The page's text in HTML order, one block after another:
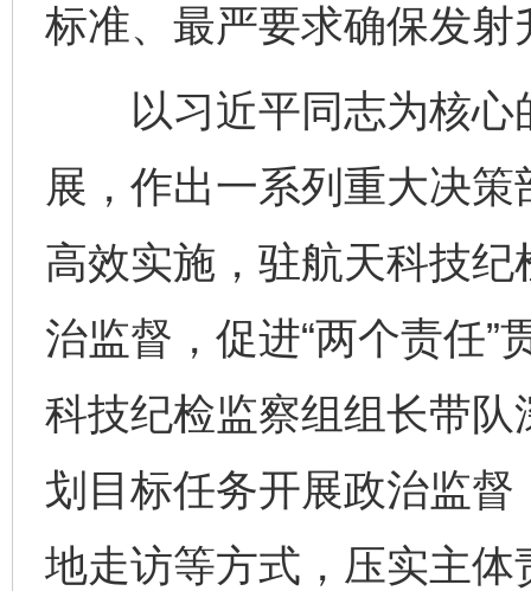
标准、最严要求确保发射
以习近平同志为核心
展，作出一系列重大决
高效实施，驻航天科技纪
治监督，促进“两个责任
科技纪检监察组组长带队
划目标任务开展政治监
地走访等方式，压实主